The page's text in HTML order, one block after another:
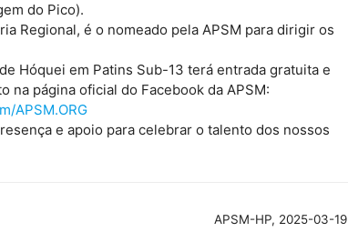
do Pico).
Regional, é o nomeado pela APSM para dirigir os
Hóquei em Patins Sub-13 terá entrada gratuita e
na página oficial do Facebook da APSM:
APSM.ORG
e apoio para celebrar o talento dos nossos
APSM-HP, 2025-03-19